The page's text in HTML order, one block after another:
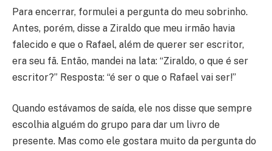
Para encerrar, formulei a pergunta do meu sobrinho.
Antes, porém, disse a Ziraldo que meu irmão havia
falecido e que o Rafael, além de querer ser escritor,
era seu fã. Então, mandei na lata: “Ziraldo, o que é ser
escritor?” Resposta: “é ser o que o Rafael vai ser!”
Quando estávamos de saída, ele nos disse que sempre
escolhia alguém do grupo para dar um livro de
presente. Mas como ele gostara muito da pergunta do